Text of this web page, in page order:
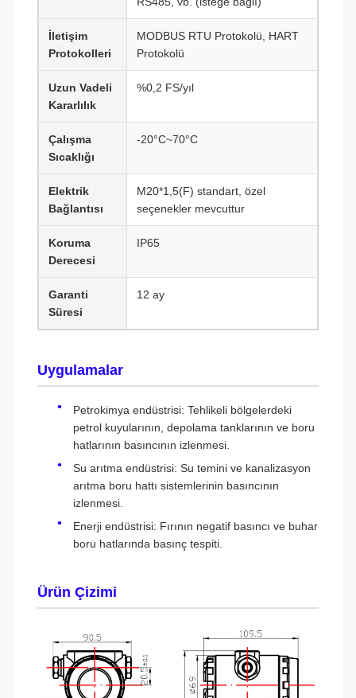
İletişim
Protokolleri
MODBUS RTU Protokolü, HART
Protokolü
Uzun Vadeli
Kararlılık
%0,2 FS/yıl
Çalışma
Sıcaklığı
-20°C~70°C
Elektrik
Bağlantısı
M20*1,5(F) standart, özel
seçenekler mevcuttur
Koruma
Derecesi
IP65
Garanti
Süresi
12 ay
Uygulamalar
Petrokimya endüstrisi: Tehlikeli bölgelerdeki
petrol kuyularının, depolama tanklarının ve boru
hatlarının basıncının izlenmesi.
Su arıtma endüstrisi: Su temini ve kanalizasyon
arıtma boru hattı sistemlerinin basıncının
izlenmesi.
Enerji endüstrisi: Fırının negatif basıncı ve buhar
boru hatlarında basınç tespiti.
Ürün Çizimi